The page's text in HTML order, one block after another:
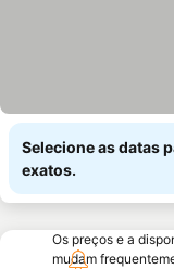
Selecione as datas
exatos.
Os preços e a
mudam